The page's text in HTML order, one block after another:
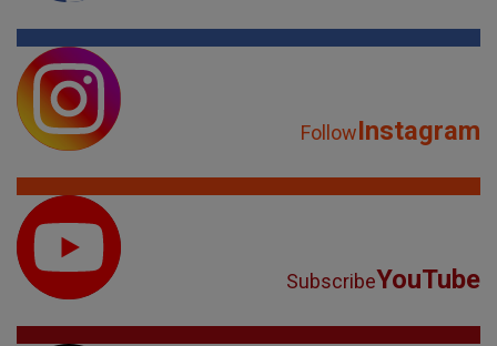
FollowInstagram
SubscribeYouTube